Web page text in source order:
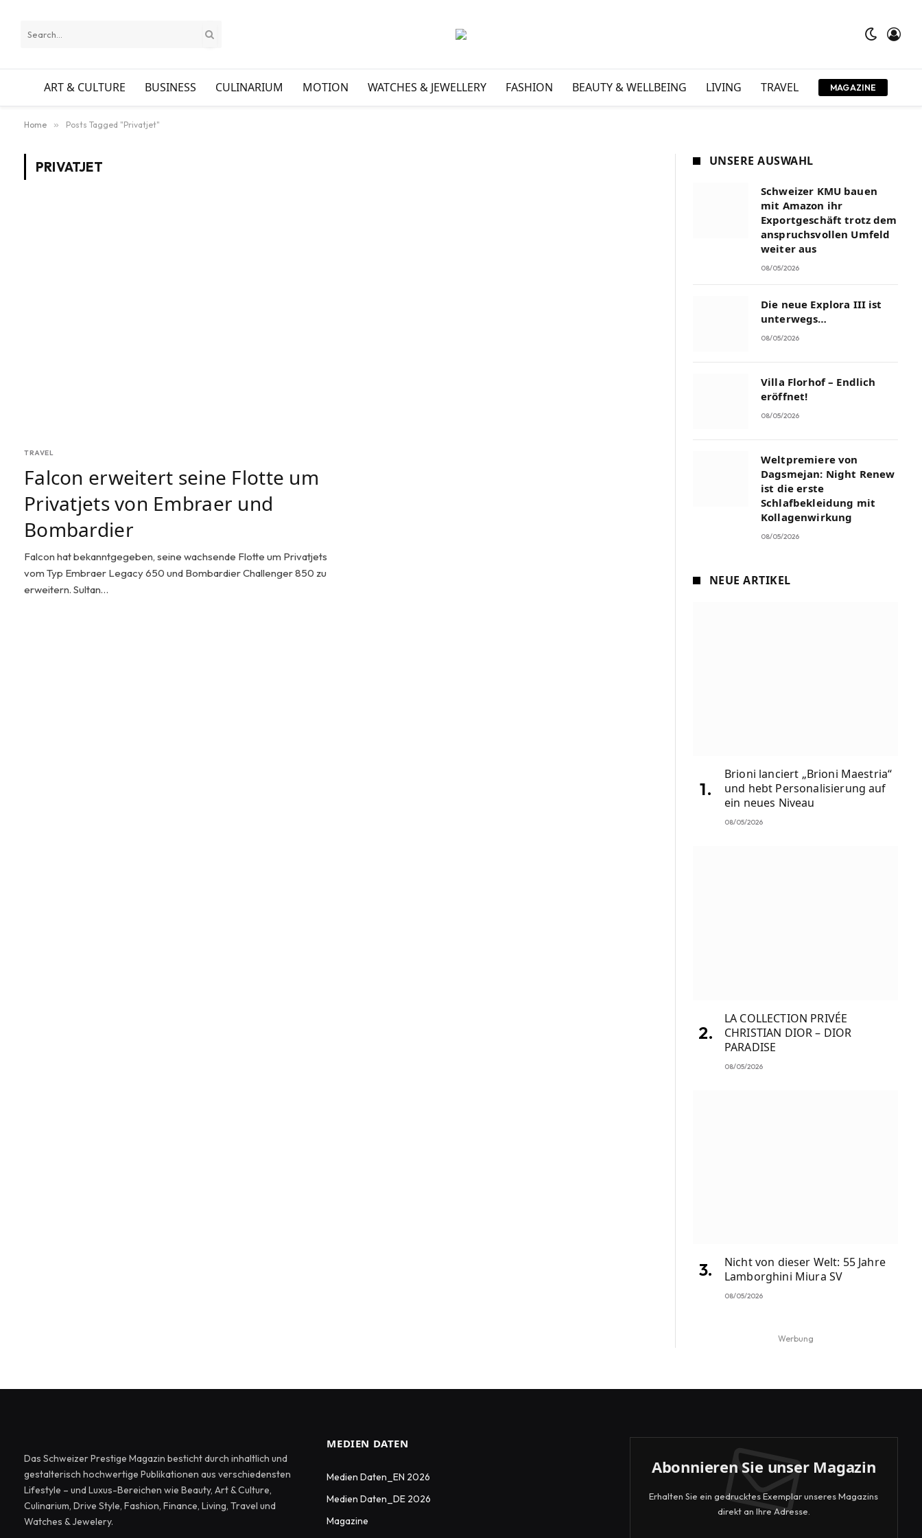
ART & CULTURE BUSINESS CULINARIUM MOTION WATCHES & JEWELLERY FASHION BEAUTY & WELLBEING LIVING TRAVEL MAGAZINE
Home » Posts Tagged "Privatjet"
PRIVATJET
TRAVEL
Falcon erweitert seine Flotte um
Privatjets von Embraer und
Bombardier
Falcon hat bekanntgegeben, seine wachsende Flotte um Privatjets
vom Typ Embraer Legacy 650 und Bombardier Challenger 850 zu
erweitern. Sultan…
UNSERE AUSWAHL
Schweizer KMU bauen
mit Amazon ihr
Exportgeschäft trotz dem
anspruchsvollen Umfeld
weiter aus
08/05/2026
Die neue Explora III ist
unterwegs…
08/05/2026
Villa Florhof – Endlich
eröffnet!
08/05/2026
Weltpremiere von
Dagsmejan: Night Renew
ist die erste
Schlafbekleidung mit
Kollagenwirkung
08/05/2026
NEUE ARTIKEL
Brioni lanciert „Brioni Maestria“
und hebt Personalisierung auf
ein neues Niveau
08/05/2026
LA COLLECTION PRIVÉE
CHRISTIAN DIOR – DIOR
PARADISE
08/05/2026
Nicht von dieser Welt: 55 Jahre
Lamborghini Miura SV
08/05/2026
Werbung
Das Schweizer Prestige Magazin besticht durch inhaltlich und
gestalterisch hochwertige Publikationen aus verschiedensten
Lifestyle – und Luxus-Bereichen wie Beauty, Art & Culture,
Culinarium, Drive Style, Fashion, Finance, Living, Travel und
Watches & Jewelery.
MEDIEN DATEN
Medien Daten_EN 2026
Medien Daten_DE 2026
Magazine
Abonnieren Sie unser Magazin
Erhalten Sie ein gedrucktes Exemplar unseres Magazins
direkt an Ihre Adresse.